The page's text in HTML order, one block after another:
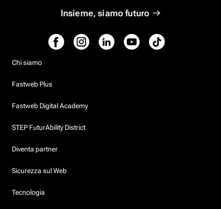
Insieme, siamo futuro
Chi siamo
Fastweb Plus
Fastweb Digital Academy
STEP FuturAbility District
Diventa partner
Sicurezza sul Web
Tecnologia